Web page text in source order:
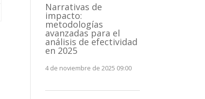
Narrativas de
impacto:
metodologías
avanzadas para el
análisis de efectividad
en 2025
4 de noviembre de 2025 09:00